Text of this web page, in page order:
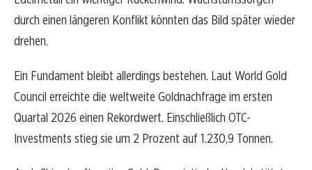
durch einen längeren Konflikt könnten das Bild später wieder
drehen.
Ein Fundament bleibt allerdings bestehen. Laut World Gold
Council erreichte die weltweite Goldnachfrage im ersten
Quartal 2026 einen Rekordwert. Einschließlich OTC-
Investments stieg sie um 2 Prozent auf 1.230,9 Tonnen.